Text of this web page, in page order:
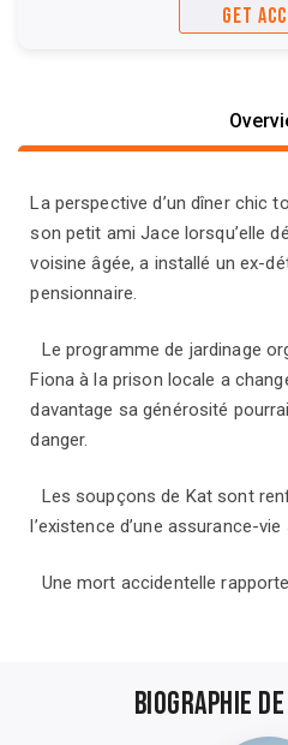
GET
La perspective d’un dîner chic
son petit ami Jace lorsqu’elle
voisine âgée, a installé un ex-
pensionnaire.
Le programme de jardinage
Fiona à la prison locale a
davantage sa générosité
danger.
Les soupçons de Kat sont
l’existence d’une assurance-
Une mort accidentelle
Biographie